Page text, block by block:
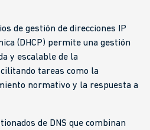
de gestión de direcciones IP
(DHCP) permite una gestión
y escalable de la
tareas como la
normativo y la respuesta a
de DNS que combinan